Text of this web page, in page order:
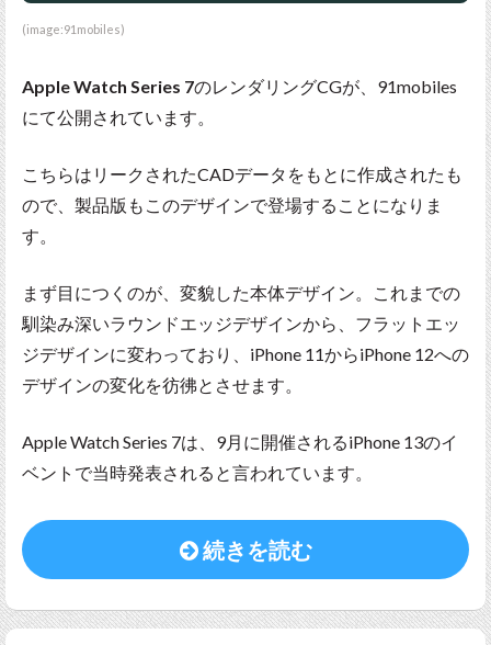
(image:91mobiles)
Apple Watch Series 7のレンダリングCGが、91mobiles
にて公開されています。
こちらはリークされたCADデータをもとに作成されたも
ので、製品版もこのデザインで登場することになりま
す。
まず目につくのが、変貌した本体デザイン。これまでの
馴染み深いラウンドエッジデザインから、フラットエッ
ジデザインに変わっており、iPhone 11からiPhone 12への
デザインの変化を彷彿とさせます。
Apple Watch Series 7は、9月に開催されるiPhone 13のイ
ベントで当時発表されると言われています。
続きを読む